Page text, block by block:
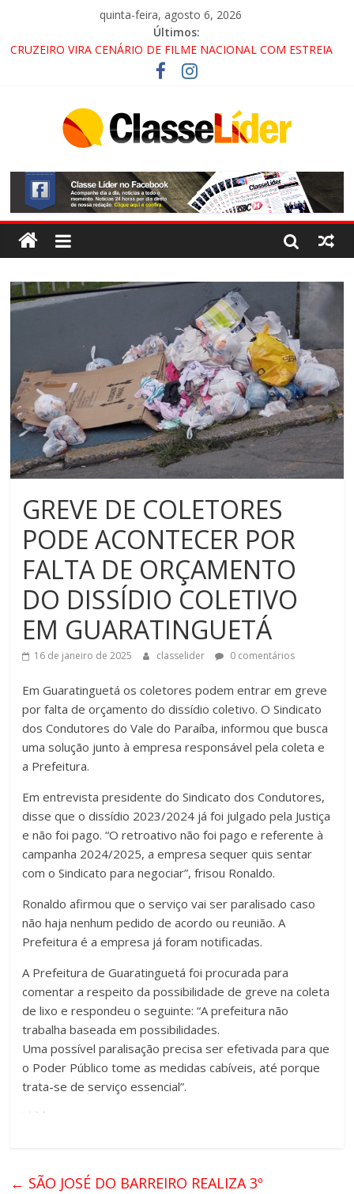
quinta-feira, agosto 6, 2026
Últimos:
CRUZEIRO VIRA CENÁRIO DE FILME NACIONAL COM ESTREIA
PROMOTOR DO GAECO
ACESSO À APARECIDA NA DUTRA SERÁ BLOQUEADO NO FIM
ALTERNATIVAS
LORENA, PINDAMONHANGABA E QUELUZ NA RETA FINAL
PELA FÁBRICA DA COCA-COLA!
GREVE DE COLETORES
PODE ACONTECER POR
FALTA DE ORÇAMENTO
DO DISSÍDIO COLETIVO
EM GUARATINGUETÁ
16 de janeiro de 2025 classelider 0 comentários
Em Guaratinguetá os coletores podem entrar em greve
por falta de orçamento do dissídio coletivo. O Sindicato
dos Condutores do Vale do Paraíba, informou que busca
uma solução junto à empresa responsável pela coleta e
a Prefeitura.
Em entrevista presidente do Sindicato dos Condutores,
disse que o dissídio 2023/2024 já foi julgado pela Justiça
e não foi pago. “O retroativo não foi pago e referente à
campanha 2024/2025, a empresa sequer quis sentar
com o Sindicato para negociar”, frisou Ronaldo.
Ronaldo afirmou que o serviço vai ser paralisado caso
não haja nenhum pedido de acordo ou reunião. A
Prefeitura é a empresa já foram notificadas.
A Prefeitura de Guaratinguetá foi procurada para
comentar a respeito da possibilidade de greve na coleta
de lixo e respondeu o seguinte: “A prefeitura não
trabalha baseada em possibilidades.
Uma possível paralisação precisa ser efetivada para que
o Poder Público tome as medidas cabíveis, até porque
trata-se de serviço essencial”.
← SÃO JOSÉ DO BARREIRO REALIZA 3º